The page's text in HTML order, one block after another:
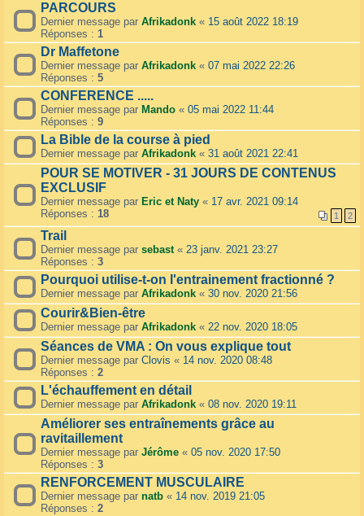
PARCOURS
Dernier message par Afrikadonk « 15 août 2022 18:19
Réponses : 1
Dr Maffetone
Dernier message par Afrikadonk « 07 mai 2022 22:26
Réponses : 5
CONFERENCE .....
Dernier message par Mando « 05 mai 2022 11:44
Réponses : 9
La Bible de la course à pied
Dernier message par Afrikadonk « 31 août 2021 22:41
POUR SE MOTIVER - 31 JOURS DE CONTENUS
EXCLUSIF
Dernier message par Eric et Naty « 17 avr. 2021 09:14
Réponses : 18 1 2
Trail
Dernier message par sebast« 23 janv. 2021 23:27
Réponses : 3
Pourquoi utilise-t-on l'entrainement fractionné ?
Dernier message par Afrikadonk « 30 nov. 2020 21:56
Courir&Bien-être
Dernier message par Afrikadonk « 22 nov. 2020 18:05
Séances de VMA : On vous explique tout
Dernier message par Clovis « 14 nov. 2020 08:48
Réponses : 2
L'échauffement en détail
Dernier message par Afrikadonk « 08 nov. 2020 19:11
Améliorer ses entraînements grâce au
ravitaillement
Dernier message par Jérôme « 05 nov. 2020 17:50
Réponses : 3
RENFORCEMENT MUSCULAIRE
Dernier message par natb « 14 nov. 2019 21:05
Réponses : 2